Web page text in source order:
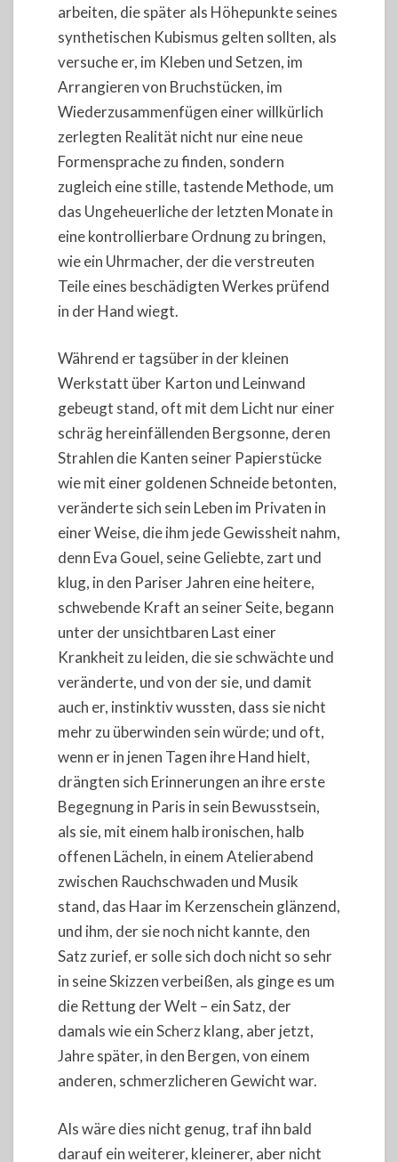
arbeiten, die später als Höhepunkte seines
synthetischen Kubismus gelten sollten, als
versuche er, im Kleben und Setzen, im
Arrangieren von Bruchstücken, im
Wiederzusammenfügen einer willkürlich
zerlegten Realität nicht nur eine neue
Formensprache zu finden, sondern
zugleich eine stille, tastende Methode, um
das Ungeheuerliche der letzten Monate in
eine kontrollierbare Ordnung zu bringen,
wie ein Uhrmacher, der die verstreuten
Teile eines beschädigten Werkes prüfend
in der Hand wiegt.
Während er tagsüber in der kleinen
Werkstatt über Karton und Leinwand
gebeugt stand, oft mit dem Licht nur einer
schräg hereinfällenden Bergsonne, deren
Strahlen die Kanten seiner Papierstücke
wie mit einer goldenen Schneide betonten,
veränderte sich sein Leben im Privaten in
einer Weise, die ihm jede Gewissheit nahm,
denn Eva Gouel, seine Geliebte, zart und
klug, in den Pariser Jahren eine heitere,
schwebende Kraft an seiner Seite, begann
unter der unsichtbaren Last einer
Krankheit zu leiden, die sie schwächte und
veränderte, und von der sie, und damit
auch er, instinktiv wussten, dass sie nicht
mehr zu überwinden sein würde; und oft,
wenn er in jenen Tagen ihre Hand hielt,
drängten sich Erinnerungen an ihre erste
Begegnung in Paris in sein Bewusstsein,
als sie, mit einem halb ironischen, halb
offenen Lächeln, in einem Atelierabend
zwischen Rauchschwaden und Musik
stand, das Haar im Kerzenschein glänzend,
und ihm, der sie noch nicht kannte, den
Satz zurief, er solle sich doch nicht so sehr
in seine Skizzen verbeißen, als ginge es um
die Rettung der Welt – ein Satz, der
damals wie ein Scherz klang, aber jetzt,
Jahre später, in den Bergen, von einem
anderen, schmerzlicheren Gewicht war.
Als wäre dies nicht genug, traf ihn bald
darauf ein weiterer, kleinerer, aber nicht